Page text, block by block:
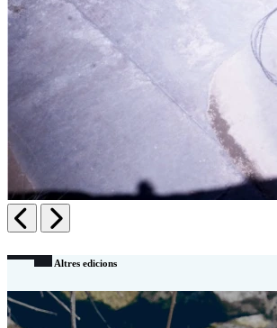
AnteriorSegüent
Altres edicions